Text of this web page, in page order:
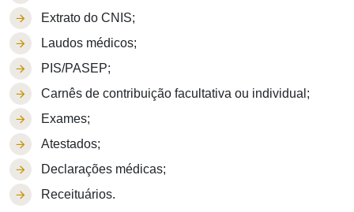
Extrato do CNIS;
Laudos médicos;
PIS/PASEP;
Carnês de contribuição facultativa ou individual;
Exames;
Atestados;
Declarações médicas;
Receituários.